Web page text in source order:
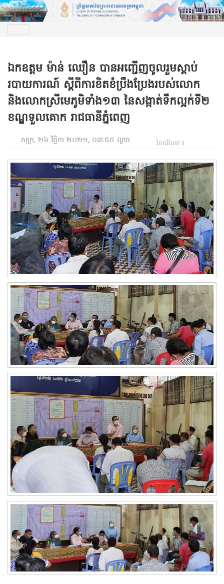
ឯកឧត្តម ម៉ាន់ ឈឿន បានអញ្ជើញចូលរួមស្តាប់
របាយការណ៍ ស្តីពីការខិតខំប្រឹងប្រែងរបស់លោក
និងលោកស្រីមេភូមិទាំង១៣ នៃសង្កាត់ទឹកល្អក់ទី២
ខណ្ឌទួលគោក រាជធានីភ្នំពេញ
សុក្រ, ២៦ វិច្ឆិកា ២០២១, ០៣:៥៥ ល្ងាច ចែករំលែក ៖